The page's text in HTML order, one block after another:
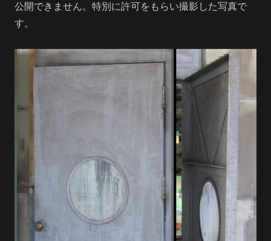
公開できません。特別に許可をもらい撮影した写真で
す。